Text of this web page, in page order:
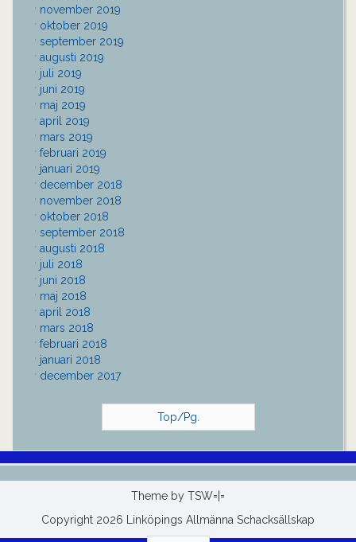
november 2019
oktober 2019
september 2019
augusti 2019
juli 2019
juni 2019
maj 2019
april 2019
mars 2019
februari 2019
januari 2019
december 2018
november 2018
oktober 2018
september 2018
augusti 2018
juli 2018
juni 2018
maj 2018
april 2018
mars 2018
februari 2018
januari 2018
december 2017
Top/Pg.
Theme by TSW=|=
Copyright 2026 Linköpings Allmänna Schacksällskap